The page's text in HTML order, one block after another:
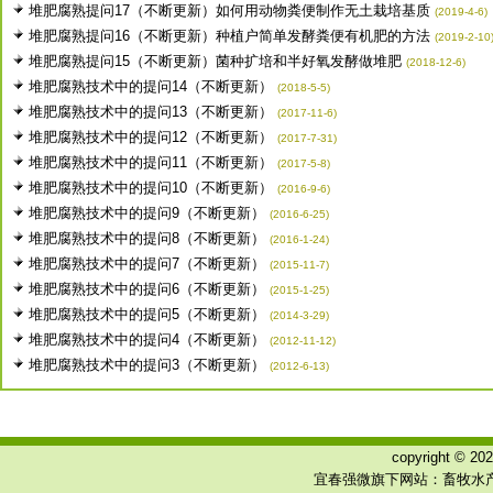
堆肥腐熟提问17（不断更新）如何用动物粪便制作无土栽培基质 (2019-4-6)
堆肥腐熟提问16（不断更新）种植户简单发酵粪便有机肥的方法 (2019-2-10)
堆肥腐熟提问15（不断更新）菌种扩培和半好氧发酵做堆肥 (2018-12-6)
堆肥腐熟技术中的提问14（不断更新） (2018-5-5)
堆肥腐熟技术中的提问13（不断更新） (2017-11-6)
堆肥腐熟技术中的提问12（不断更新） (2017-7-31)
堆肥腐熟技术中的提问11（不断更新） (2017-5-8)
堆肥腐熟技术中的提问10（不断更新） (2016-9-6)
堆肥腐熟技术中的提问9（不断更新） (2016-6-25)
堆肥腐熟技术中的提问8（不断更新） (2016-1-24)
堆肥腐熟技术中的提问7（不断更新） (2015-11-7)
堆肥腐熟技术中的提问6（不断更新） (2015-1-25)
堆肥腐熟技术中的提问5（不断更新） (2014-3-29)
堆肥腐熟技术中的提问4（不断更新） (2012-11-12)
堆肥腐熟技术中的提问3（不断更新） (2012-6-13)
copyright ©
宜春强微旗下网站：畜牧水